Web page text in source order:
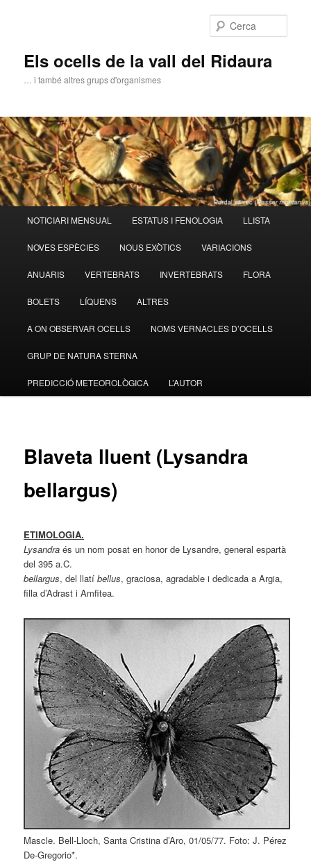
Els ocells de la vall del Ridaura
… i també altres grups d'organismes
principal
NOTICIARI MENSUAL ESTATUS I FENOLOGIA LLISTA
NOVES ESPÈCIES NOUS EXÒTICS VARIACIONS
ANUARIS VERTEBRATS INVERTEBRATS FLORA
BOLETS LÍQUENS ALTRES
A ON OBSERVAR OCELLS NOMS VERNACLES D’OCELLS
GRUP DE NATURA STERNA
PREDICCIÓ METEOROLÒGICA L’AUTOR
Blaveta lluent (Lysandra
bellargus)
ETIMOLOGIA.
Lysandra és un nom posat en honor de Lysandre, general espartà
del 395 a.C.
bellargus, del llatíbellus, graciosa, agradable i dedicada a Argia,
filla d’Adrast i Amfitea.
Mascle. Bell-Lloch, Santa Cristina d’Aro, 01/05/77. Foto: J. Pérez
De-Gregorio*.